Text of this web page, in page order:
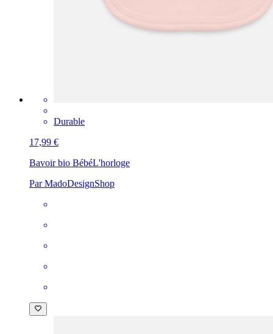
Durable
17,99 €
Bavoir bio BébéL'horloge
Par MadoDesignShop